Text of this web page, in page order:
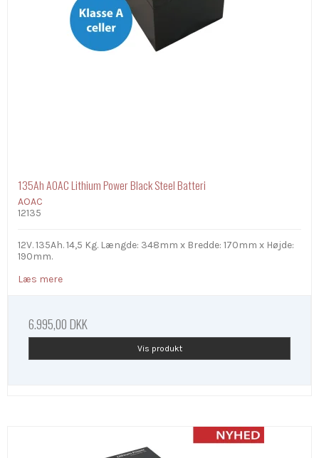
135Ah AOAC Lithium Power Black Steel Batteri
AOAC
12135
12V. 135Ah. 14,5 Kg. Længde: 348mm x Bredde: 170mm x Højde:
190mm.
Læs mere
6.995,00 DKK
Vis produkt